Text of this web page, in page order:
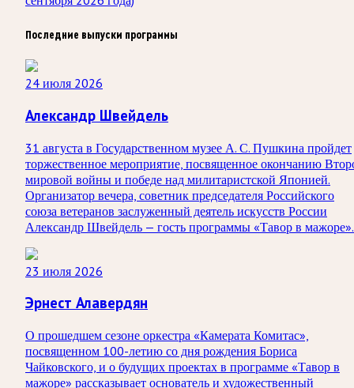
Последние выпуски программы
24 июля 2026
Александр Швейдель
31 августа в Государственном музее А. С. Пушкина пройдет
торжественное мероприятие, посвященное окончанию
мировой войны и победе над милитаристской Японией.
Организатор вечера, советник председателя Российского
союза ветеранов заслуженный деятель искусств России
Александр Швейдель — гость программы «Тавор в мажоре».
23 июля 2026
Эрнест Алавердян
О прошедшем сезоне оркестра «Камерата Комитас»,
посвященном 100-летию со дня рождения Бориса
Чайковского, и о будущих проектах в программе «Тавор в
мажоре» рассказывает основатель и художественный